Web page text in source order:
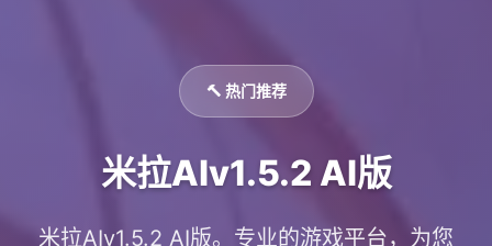
🔨 热门推荐
米拉AIv1.5.2 AI版
米拉AIv1.5.2 AI版。专业的游戏平台，为您